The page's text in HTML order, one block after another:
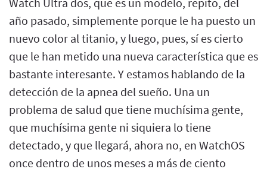
año pasado, simplemente porque le ha puesto un
nuevo color al titanio, y luego, pues, sí es cierto
que le han metido una nueva característica que es
bastante interesante. Y estamos hablando de la
detección de la apnea del sueño. Una un
problema de salud que tiene muchísima gente,
que muchísima gente ni siquiera lo tiene
detectado, y que llegará, ahora no, en WatchOS
once dentro de unos meses a más de ciento